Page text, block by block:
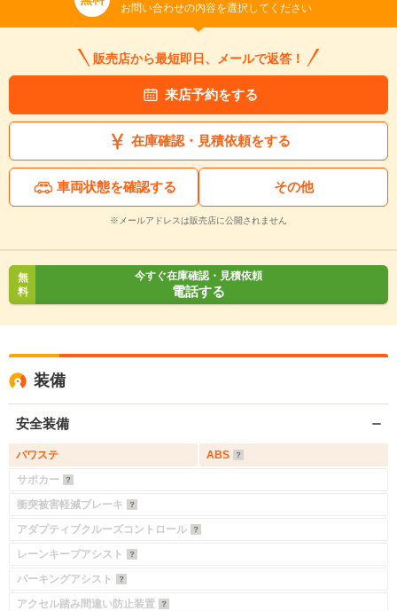
お問い合わせの内容を選択してください
販売店から最短即日、メールで返答！
来店予約をする
在庫確認・見積依頼をする
車両状態を確認する その他
※メールアドレスは販売店に公開されません
無
料
今すぐ在庫確認・見積依頼
電話する
装備
安全装備
パワステ
ABS
サポカー
衝突被害軽減ブレーキ
アダプティブクルーズコントロール
レーンキープアシスト
パーキングアシスト
アクセル踏み間違い防止装置